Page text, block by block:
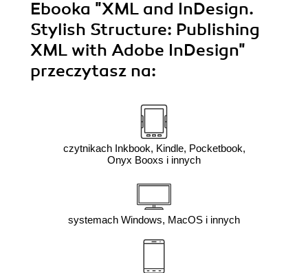
Ebooka "XML and InDesign.
Stylish Structure: Publishing
XML with Adobe InDesign"
przeczytasz na:
czytnikach Inkbook, Kindle, Pocketbook,
Onyx Booxs i innych
systemach Windows, MacOS i innych